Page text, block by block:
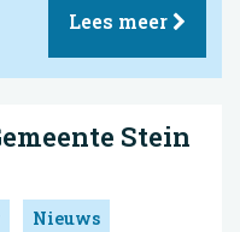
Lees meer
Stein
Nieuws